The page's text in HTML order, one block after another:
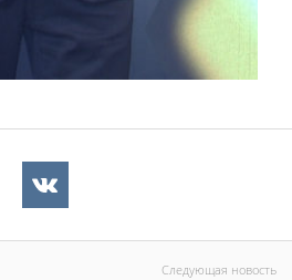
Следующая новость